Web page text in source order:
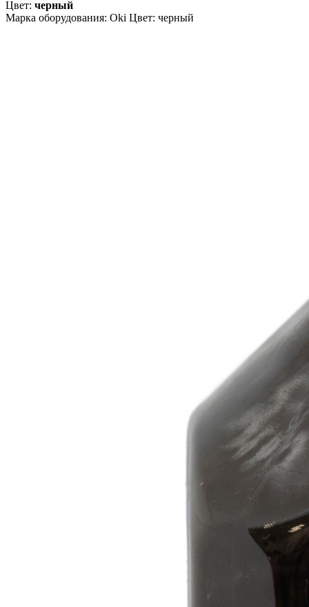
Цвет: черный
Марка оборудования: Oki Цвет: черный